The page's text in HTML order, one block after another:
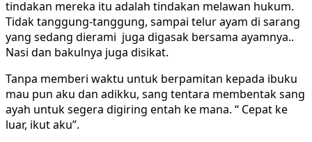
tindakan mereka itu adalah tindakan melawan hukum.
Tidak tanggung-tanggung, sampai telur ayam di sarang
yang sedang dierami juga digasak bersama ayamnya..
Nasi dan bakulnya juga disikat.
Tanpa memberi waktu untuk berpamitan kepada ibuku
mau pun aku dan adikku, sang tentara membentak sang
ayah untuk segera digiring entah ke mana. “ Cepat ke
luar, ikut aku”.